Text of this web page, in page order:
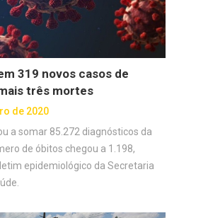
319 novos casos de
três mortes
de 2020
a somar 85.272 diagnósticos da
de óbitos chegou a 1.198,
epidemiológico da Secretaria